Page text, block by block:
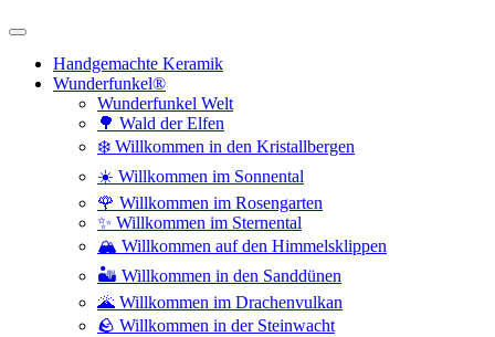
Handgemachte Keramik
Wunderfunkel®
Wunderfunkel Welt
🌳 Wald der Elfen
❄️ Willkommen in den Kristallbergen
☀️ Willkommen im Sonnental
🌹 Willkommen im Rosengarten
✨ Willkommen im Sternental
🏔️ Willkommen auf den Himmelsklippen
🏜️ Willkommen in den Sanddünen
🌋 Willkommen im Drachenvulkan
🪨 Willkommen in der Steinwacht